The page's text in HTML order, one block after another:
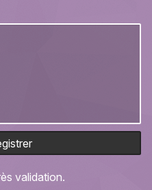
validation.